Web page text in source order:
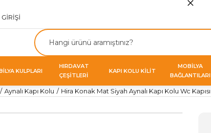
KULPLARI
HIRDAVAT
ÇEŞİTLERİ
KAPI KOLU KİLİT
MOBİLYA
BAĞLANTILARI
Aynalı Kapı Kolu Hira Konak Mat Siyah Aynalı Kapı Kolu Wc Kapısı